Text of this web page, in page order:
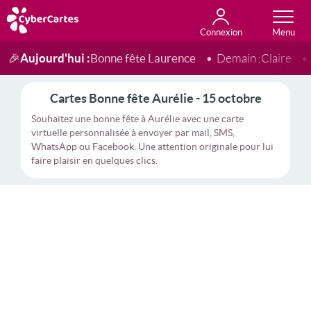
Connexion
Anniversaire
Fête du jour
Amour
Amitié
Merci
Toutes les cartes
🎉Aujourd'hui :Bonne fête Laurence Demain :Claire
Cartes Bonne fête Aurélie - 15 octobre
Souhaitez une bonne fête à Aurélie avec une carte
virtuelle personnalisée à envoyer par mail, SMS,
WhatsApp ou Facebook. Une attention originale pour lui
faire plaisir en quelques clics.